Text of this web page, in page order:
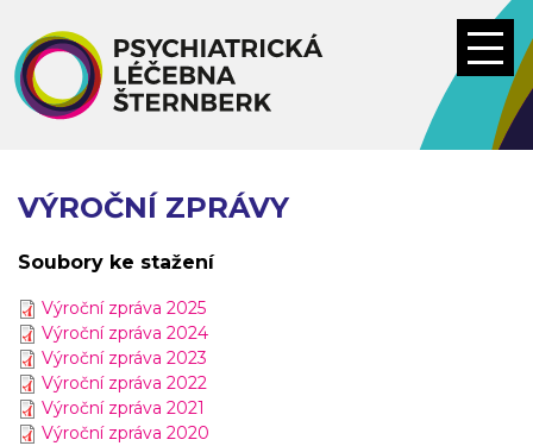
hlavnímu
obsahu
VÝROČNÍ ZPRÁVY
Soubory ke stažení
Výroční zpráva 2025
Výroční zpráva 2024
Výroční zpráva 2023
Výroční zpráva 2022
Výroční zpráva 2021
Výroční zpráva 2020